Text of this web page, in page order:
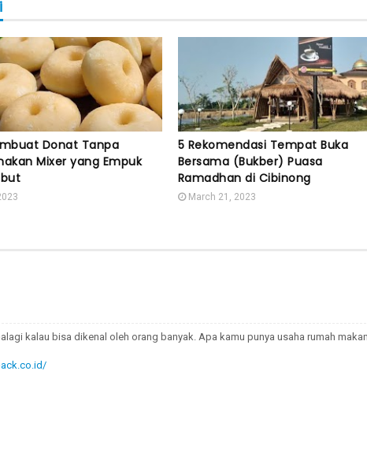
Donat Tanpa
Mixer yang Empuk
5 Rekomendasi Tempat Buka
Bersama (Bukber) Puasa
Ramadhan di Cibinong
March 21, 2023
kalau bisa dikenal oleh orang banyak. Apa kamu punya usaha rumah